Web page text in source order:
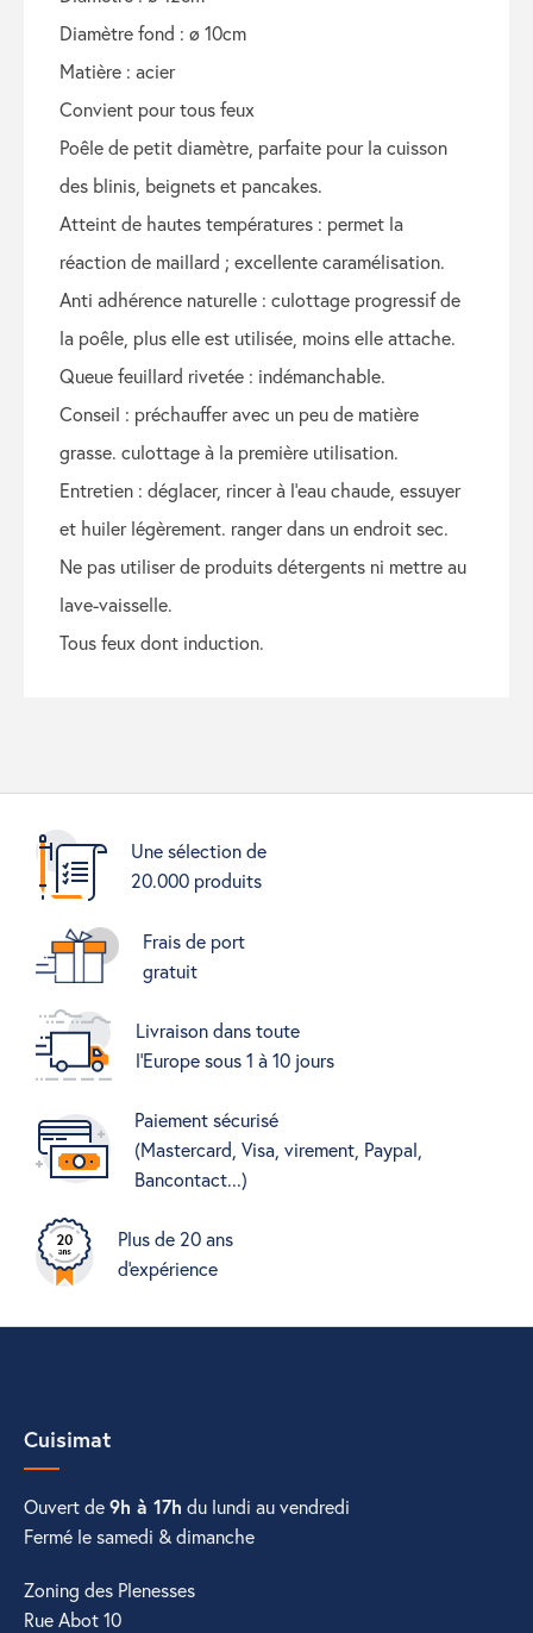
diamètre fond : ø 10cm
matière : acier
convient pour tous feux
poêle de petit diamètre, parfaite pour la cuisson
des blinis, beignets et pancakes.
atteint de hautes températures : permet la
réaction de maillard ; excellente caramélisation.
anti adhérence naturelle : culottage progressif de
la poêle, plus elle est utilisée, moins elle attache.
queue feuillard rivetée : indémanchable.
conseil : préchauffer avec un peu de matière
grasse. culottage à la première utilisation.
entretien : déglacer, rincer à l’eau chaude, essuyer
et huiler légèrement. ranger dans un endroit sec.
ne pas utiliser de produits détergents ni mettre au
lave-vaisselle.
tous feux dont induction.
Une sélection de
20.000 produits
Frais de port
gratuit
Livraison dans toute
l'Europe sous 1 à 10 jours
Paiement sécurisé
(Mastercard, Visa, virement, Paypal,
Bancontact...)
Plus de 20 ans
d'expérience
Cuisimat
Ouvert de9h à 17h du lundi au vendredi
Fermé le samedi & dimanche
Zoning des Plenesses
Rue Abot 10